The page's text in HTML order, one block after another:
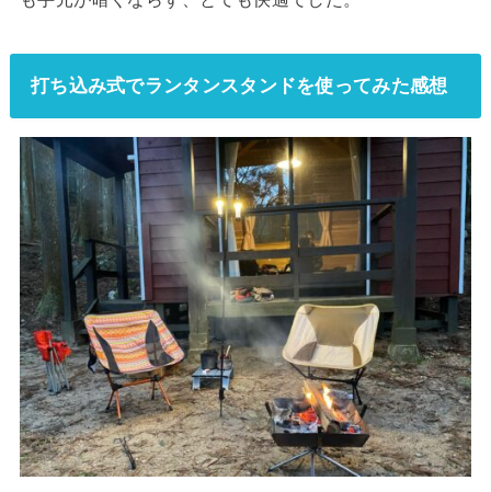
打ち込み式でランタンスタンドを使ってみた感想